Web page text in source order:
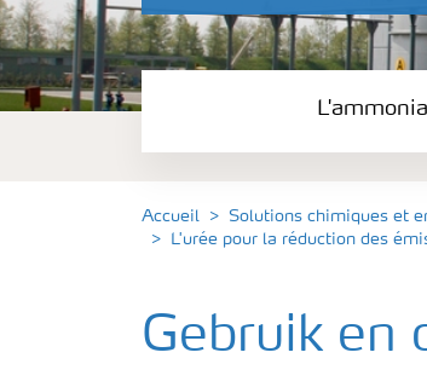
L'ammoniac anhydre
L'urée pour la réduction des
Accueil Solutions chimiques et
L'urée pour la réduction des
Gebruik en